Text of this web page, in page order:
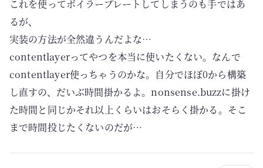
これを使ってボイラープレートしてしまうのも手ではあ
るが、
実装の方法が全然違うんだよな…
contentlayerってやつを本当に使いたくない。なんで
contentlayer使っちゃうのかな。自分でほぼ0から構築
し直すの、だいぶ時間掛かるよ。nonsense.buzzに掛け
た時間と同じかそれ以上くらいはおそらく掛かる。そこ
まで時間投じたくないのだが…